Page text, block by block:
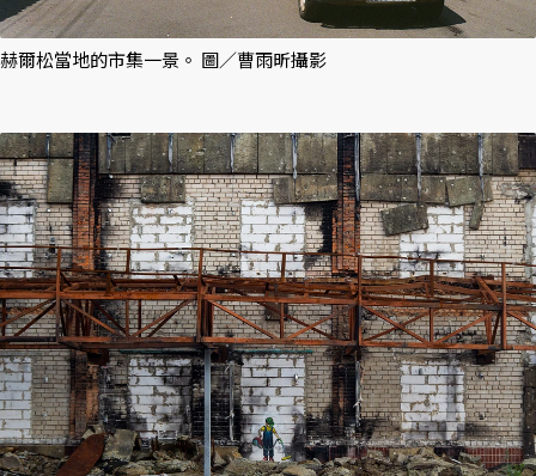
赫爾松當地的市集一景。 圖／曹雨昕攝影